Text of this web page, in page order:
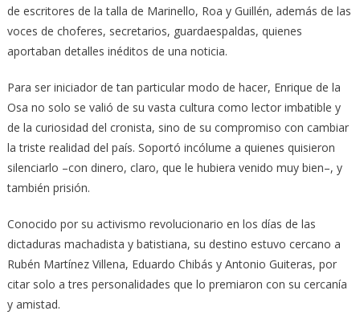
de escritores de la talla de Marinello, Roa y Guillén, además de las
voces de choferes, secretarios, guardaespaldas, quienes
aportaban detalles inéditos de una noticia.
Para ser iniciador de tan particular modo de hacer, Enrique de la
Osa no solo se valió de su vasta cultura como lector imbatible y
de la curiosidad del cronista, sino de su compromiso con cambiar
la triste realidad del país. Soportó incólume a quienes quisieron
silenciarlo –con dinero, claro, que le hubiera venido muy bien–, y
también prisión.
Conocido por su activismo revolucionario en los días de las
dictaduras machadista y batistiana, su destino estuvo cercano a
Rubén Martínez Villena, Eduardo Chibás y Antonio Guiteras, por
citar solo a tres personalidades que lo premiaron con su cercanía
y amistad.